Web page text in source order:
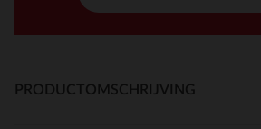
PRODUCTOMSCHRIJVING